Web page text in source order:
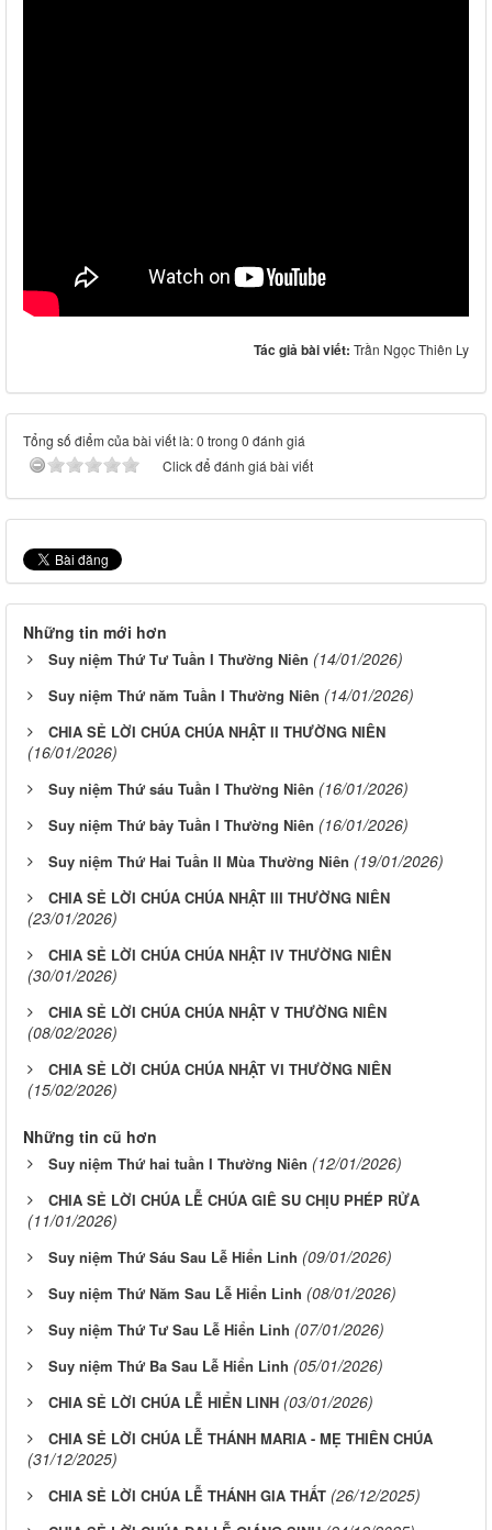
Tác giả bài viết: Trần Ngọc Thiên Ly
Tổng số điểm của bài viết là: 0 trong 0 đánh giá
Click để đánh giá bài viết
Những tin mới hơn
Suy niệm Thứ Tư Tuần I Thường Niên (14/01/2026)
Suy niệm Thứ năm Tuần I Thường Niên (14/01/2026)
CHIA SẺ LỜI CHÚA CHÚA NHẬT II THƯỜNG NIÊN
(16/01/2026)
Suy niệm Thứ sáu Tuần I Thường Niên (16/01/2026)
Suy niệm Thứ bảy Tuần I Thường Niên (16/01/2026)
Suy niệm Thứ Hai Tuần II Mùa Thường Niên (19/01/2026)
CHIA SẺ LỜI CHÚA CHÚA NHẬT III THƯỜNG NIÊN
(23/01/2026)
CHIA SẺ LỜI CHÚA CHÚA NHẬT IV THƯỜNG NIÊN
(30/01/2026)
CHIA SẺ LỜI CHÚA CHÚA NHẬT V THƯỜNG NIÊN
(08/02/2026)
CHIA SẺ LỜI CHÚA CHÚA NHẬT VI THƯỜNG NIÊN
(15/02/2026)
Những tin cũ hơn
Suy niệm Thứ hai tuần I Thường Niên (12/01/2026)
CHIA SẺ LỜI CHÚA LỄ CHÚA GIÊ SU CHỊU PHÉP RỬA
(11/01/2026)
Suy niệm Thứ Sáu Sau Lễ Hiển Linh (09/01/2026)
Suy niệm Thứ Năm Sau Lễ Hiển Linh (08/01/2026)
Suy niệm Thứ Tư Sau Lễ Hiển Linh (07/01/2026)
Suy niệm Thứ Ba Sau Lễ Hiển Linh (05/01/2026)
CHIA SẺ LỜI CHÚA LỄ HIỂN LINH (03/01/2026)
CHIA SẺ LỜI CHÚA LỄ THÁNH MARIA - MẸ THIÊN CHÚA
(31/12/2025)
CHIA SẺ LỜI CHÚA LỄ THÁNH GIA THẤT (26/12/2025)